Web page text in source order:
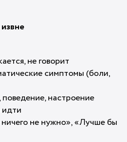
не говорит
симптомы (боли,
настроение
идти
не нужно», «Лучше бы